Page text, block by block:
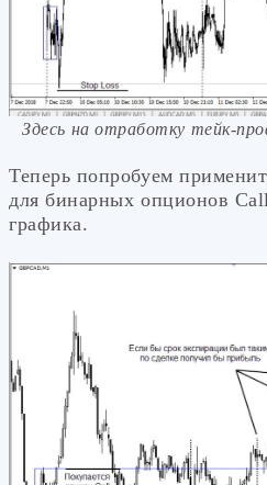
Здесь на отработку тейк-
Теперь попробуем
для бинарных опционов
графика.